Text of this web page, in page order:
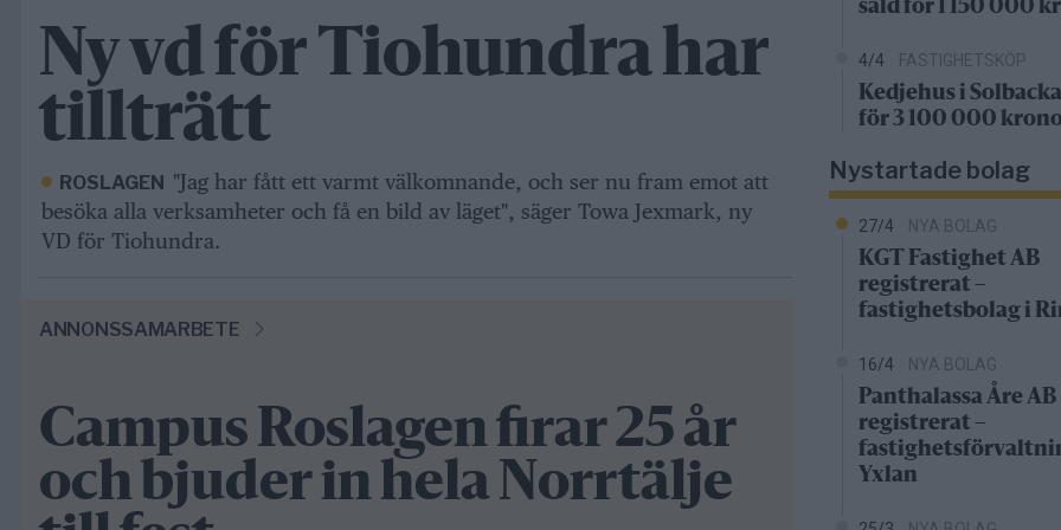
Ny vd för Tiohundra har
tillträtt
ROSLAGEN "Jag har fått ett varmt välkomnande, och ser nu fram emot att
besöka alla verksamheter och få en bild av läget", säger Towa Jexmark, ny
VD för Tiohundra.
ANNONSSAMARBETE
Campus Roslagen firar 25 år
och bjuder in hela Norrtälje
såld för 1 150 000
4/4 FASTIGHETSKÖP
Kedjehus i
för 3 100 000
Nystartade bolag
27/4 NYA BOLAG
KGT Fastighet AB
registrerat –
fastighetsbolag i
16/4 NYA BOLAG
Panthalassa Åre AB
registrerat –
Yxlan